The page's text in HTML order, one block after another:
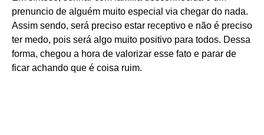
prenuncio de alguém muito especial via chegar do nada.
Assim sendo, será preciso estar receptivo e não é preciso
ter medo, pois será algo muito positivo para todos. Dessa
forma, chegou a hora de valorizar esse fato e parar de
ficar achando que é coisa ruim.